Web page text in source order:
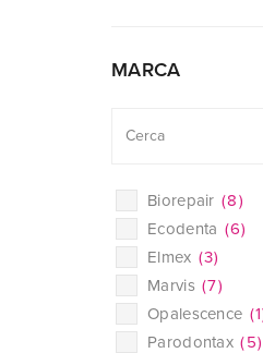
MARCA
Biorepair (8)
Ecodenta (6)
Elmex (3)
Marvis (7)
Opalescence (1
Parodontax (5)